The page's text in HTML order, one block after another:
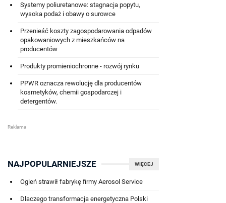
Systemy poliuretanowe: stagnacja popytu,
wysoka podaż i obawy o surowce
Przenieść koszty zagospodarowania odpadów
opakowaniowych z mieszkańców na
producentów
Produkty promieniochronne - rozwój rynku
PPWR oznacza rewolucję dla producentów
kosmetyków, chemii gospodarczej i
detergentów.
WIĘCEJ
NAJPOPULARNIEJSZE
Ogień strawił fabrykę firmy Aerosol Service
Dlaczego transformacja energetyczna Polski